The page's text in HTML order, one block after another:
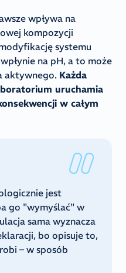
wpływa na
kompozycji
systemu
na pH, a to może
aktywnego. Każda
uruchamia
w całym
jest
go "wymyślać" w
sama wyznacza
bo opisuje to,
– w sposób